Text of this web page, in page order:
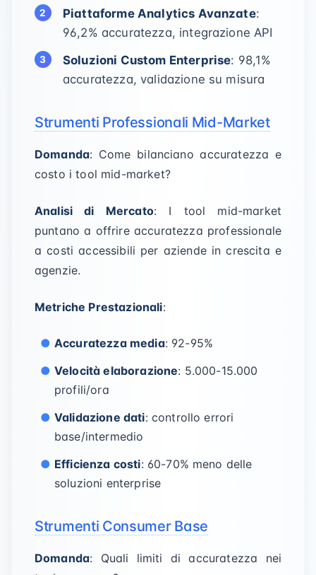
Piattaforme Analytics Avanzate:
96,2% accuratezza, integrazione API
Soluzioni Custom Enterprise: 98,1%
accuratezza, validazione su misura
Strumenti Professionali Mid-Market
Domanda: Come bilanciano accuratezza e
costo i tool mid-market?
Analisi di Mercato: I tool mid-market
puntano a offrire accuratezza professionale
a costi accessibili per aziende in crescita e
agenzie.
Metriche Prestazionali:
Accuratezza media: 92-95%
Velocità elaborazione: 5.000-15.000
profili/ora
Validazione dati: controllo errori
base/intermedio
Efficienza costi: 60-70% meno delle
soluzioni enterprise
Strumenti Consumer Base
Domanda: Quali limiti di accuratezza nei